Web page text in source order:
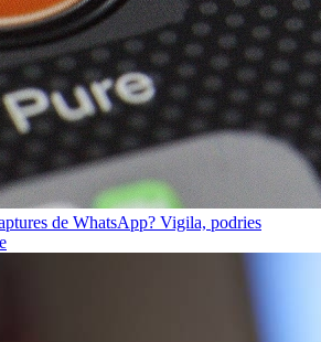
de WhatsApp? Vigila, podries